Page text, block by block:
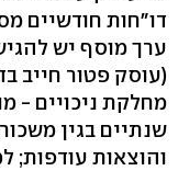
דו"חות חודשיים
ערך מוסף יש
(עוסק פטור חייב
מחלקת ניכויים -
שנתיים בגין
והוצאות